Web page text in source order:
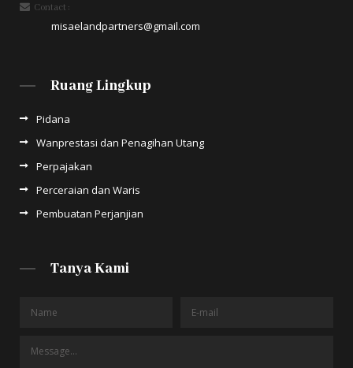
Contact :
misaelandpartners@gmail.com
Ruang Lingkup
Pidana
Wanprestasi dan Penagihan Utang
Perpajakan
Perceraian dan Waris
Pembuatan Perjanjian
Tanya Kami